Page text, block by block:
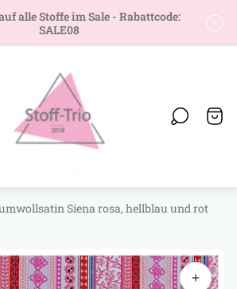
alle Stoffe im Sale - Rabattcode:
SALE08
Logo"
Siena rosa, hellblau und rot